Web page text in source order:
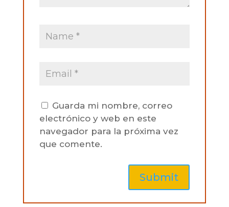
Guarda mi nombre, correo
electrónico y web en este
navegador para la próxima vez
que comente.